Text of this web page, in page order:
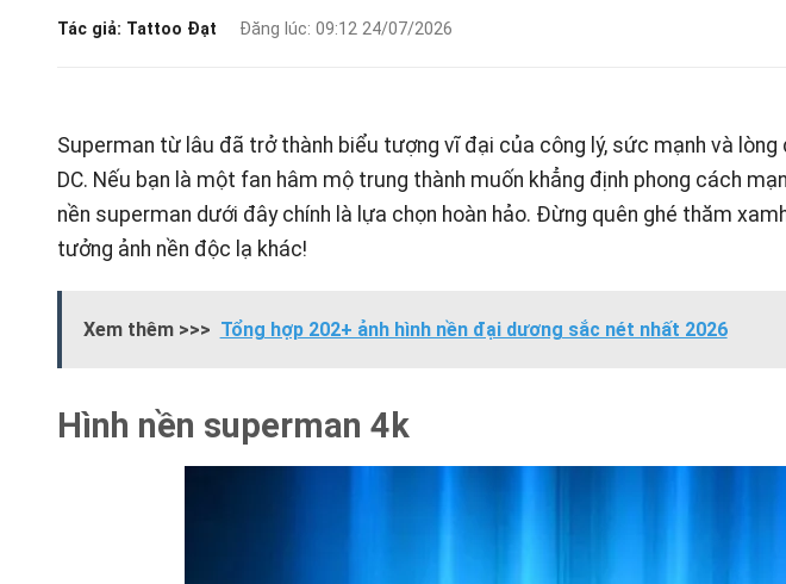
Tác giả: Tattoo Đạt Đăng lúc: 09:12 24/07/2026
Superman từ lâu đã trở thành biểu tượng vĩ đại của công lý, sức mạnh và
DC. Nếu bạn là một fan hâm mộ trung thành muốn khẳng định phong cách
nền superman dưới đây chính là lựa chọn hoàn hảo. Đừng quên ghé thăm
tưởng ảnh nền độc lạ khác!
Xem thêm >>> Tổng hợp 202+ ảnh hình nền đại dương sắc nét nhất 2026
Hình nền superman 4k